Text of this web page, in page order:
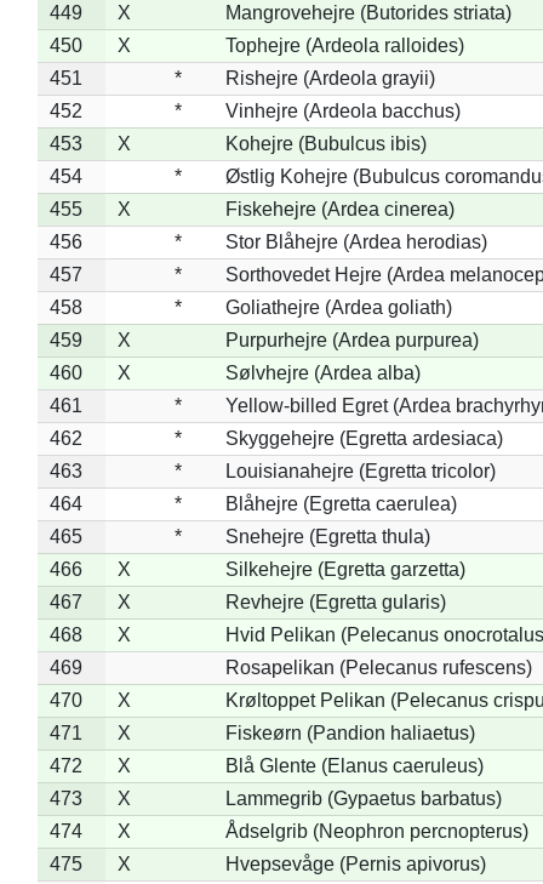
449
X
Mangrovehejre (Butorides striata)
450
X
Tophejre (Ardeola ralloides)
451
*
Rishejre (Ardeola grayii)
452
*
Vinhejre (Ardeola bacchus)
453
X
Kohejre (Bubulcus ibis)
454
*
Østlig Kohejre (Bubulcus
455
X
Fiskehejre (Ardea cinerea)
456
*
Stor Blåhejre (Ardea herodias)
457
*
Sorthovedet Hejre (Ardea
458
*
Goliathejre (Ardea goliath)
459
X
Purpurhejre (Ardea purpurea)
460
X
Sølvhejre (Ardea alba)
461
*
Yellow-billed Egret (Ardea
462
*
Skyggehejre (Egretta ardesiaca)
463
*
Louisianahejre (Egretta tricolor)
464
*
Blåhejre (Egretta caerulea)
465
*
Snehejre (Egretta thula)
466
X
Silkehejre (Egretta garzetta)
467
X
Revhejre (Egretta gularis)
468
X
Hvid Pelikan (Pelecanus
469
Rosapelikan (Pelecanus rufescens)
470
X
Krøltoppet Pelikan (Pelecanus
471
X
Fiskeørn (Pandion haliaetus)
472
X
Blå Glente (Elanus caeruleus)
473
X
Lammegrib (Gypaetus barbatus)
474
X
Ådselgrib (Neophron percnopterus)
475
X
Hvepsevåge (Pernis apivorus)